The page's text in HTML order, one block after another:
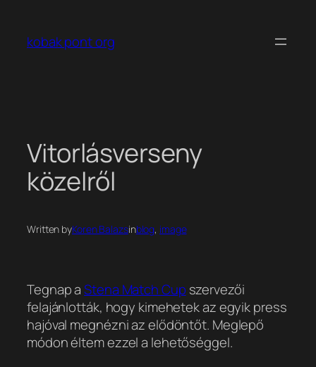
tartalomhoz
kobak pont org
Vitorlásverseny
közelről
Written byKoren Balazsinblog, image
Tegnap aStena Match Cup szervezői
felajánlották, hogy kimehetek az egyik press
hajóval megnézni az elődöntőt. Meglepő
módon éltem ezzel a lehetőséggel.